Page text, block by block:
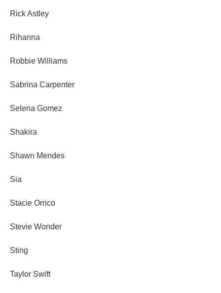
Rick Astley
Rihanna
Robbie Williams
Sabrina Carpenter
Selena Gomez
Shakira
Shawn Mendes
Sia
Stacie Orrico
Stevie Wonder
Sting
Taylor Swift